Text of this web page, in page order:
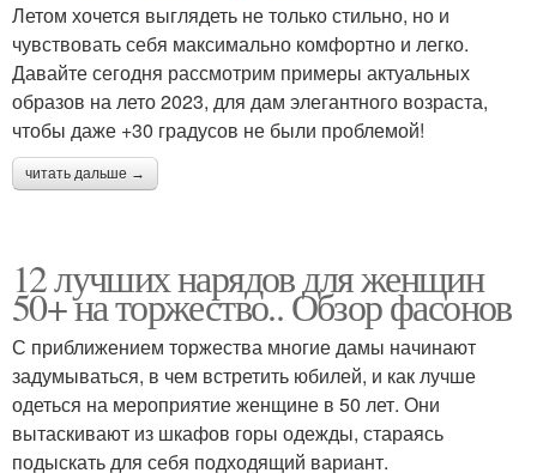
Летом хочется выглядеть не только стильно, но и
чувствовать себя максимально комфортно и легко.
Давайте сегодня рассмотрим примеры актуальных
образов на лето 2023, для дам элегантного возраста,
чтобы даже +30 градусов не были проблемой!
читать дальше →
12 лучших нарядов для женщин
50+ на торжество.. Обзор фасонов
С приближением торжества многие дамы начинают
задумываться, в чем встретить юбилей, и как лучше
одеться на мероприятие женщине в 50 лет. Они
вытаскивают из шкафов горы одежды, стараясь
подыскать для себя подходящий вариант.